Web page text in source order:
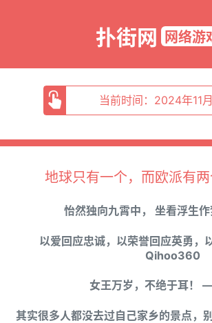
扑街网 网络游
当前时间：2024年11
地球只有一个，而欧派有
怡然独向九霄中， 坐看浮生
以爱回应忠诚，以荣誉回应英勇
Qihoo360
女王万岁，不绝于耳！
其实很多人都没去过自己家乡的景点